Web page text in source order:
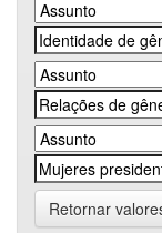
Retornar